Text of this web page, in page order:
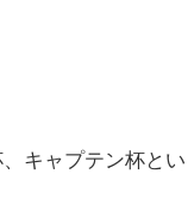
キャプテン杯とい